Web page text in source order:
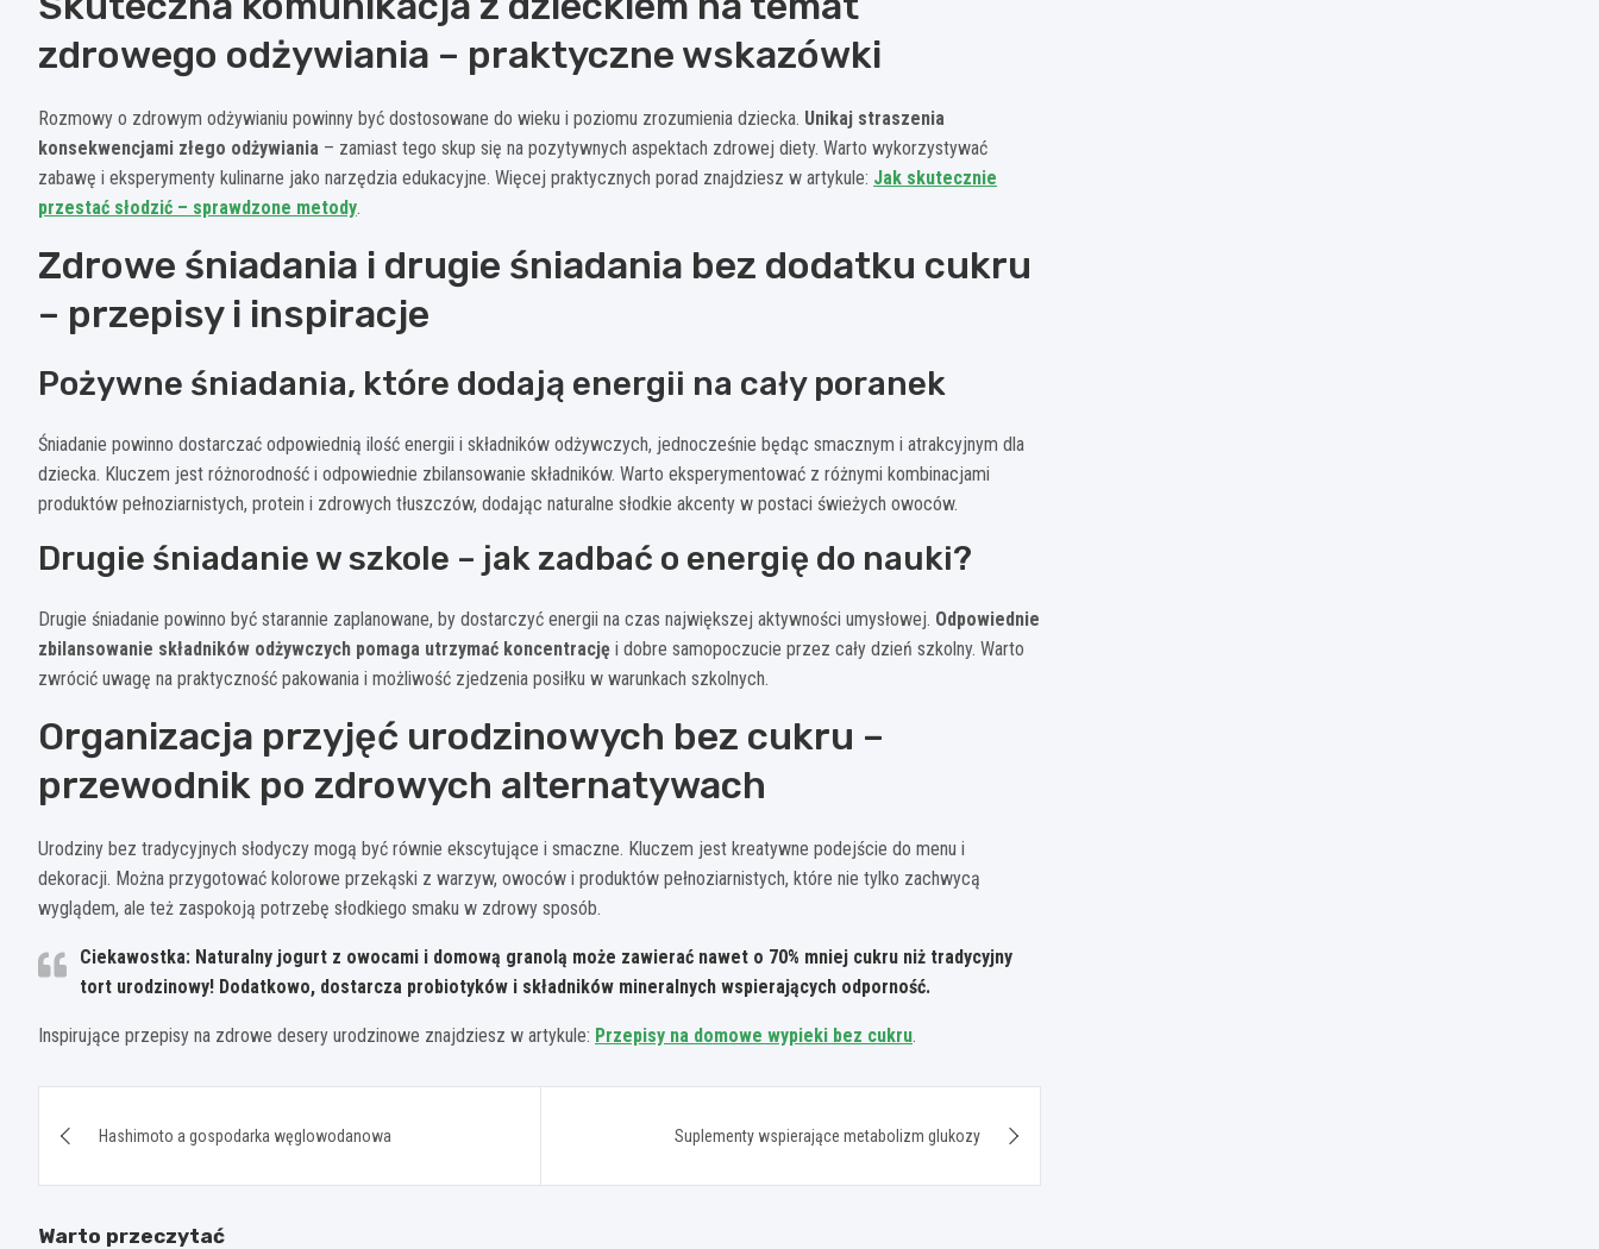
zdrowego odżywiania – praktyczne wskazówki
Rozmowy o zdrowym odżywianiu powinny być dostosowane do wieku i poziomu zrozumienia dziecka. Unikaj straszenia
konsekwencjami złego odżywiania – zamiast tego skup się na pozytywnych aspektach zdrowej diety. Warto wykorzystywać
zabawę i eksperymenty kulinarne jako narzędzia edukacyjne. Więcej praktycznych porad znajdziesz w artykule: Jak skutecznie
przestać słodzić – sprawdzone metody.
Zdrowe śniadania i drugie śniadania bez dodatku cukru
– przepisy i inspiracje
Pożywne śniadania, które dodają energii na cały poranek
Śniadanie powinno dostarczać odpowiednią ilość energii i składników odżywczych, jednocześnie będąc smacznym i atrakcyjnym dla
dziecka. Kluczem jest różnorodność i odpowiednie zbilansowanie składników. Warto eksperymentować z różnymi kombinacjami
produktów pełnoziarnistych, protein i zdrowych tłuszczów, dodając naturalne słodkie akcenty w postaci świeżych owoców.
Drugie śniadanie w szkole – jak zadbać o energię do nauki?
Drugie śniadanie powinno być starannie zaplanowane, by dostarczyć energii na czas największej aktywności umysłowej. Odpowiednie
zbilansowanie składników odżywczych pomaga utrzymać koncentrację i dobre samopoczucie przez cały dzień szkolny. Warto
zwrócić uwagę na praktyczność pakowania i możliwość zjedzenia posiłku w warunkach szkolnych.
Organizacja przyjęć urodzinowych bez cukru –
przewodnik po zdrowych alternatywach
Urodziny bez tradycyjnych słodyczy mogą być równie ekscytujące i smaczne. Kluczem jest kreatywne podejście do menu i
dekoracji. Można przygotować kolorowe przekąski z warzyw, owoców i produktów pełnoziarnistych, które nie tylko zachwycą
wyglądem, ale też zaspokoją potrzebę słodkiego smaku w zdrowy sposób.
Ciekawostka: Naturalny jogurt z owocami i domową granolą może zawierać nawet o 70% mniej cukru niż tradycyjny
tort urodzinowy! Dodatkowo, dostarcza probiotyków i składników mineralnych wspierających odporność.
Inspirujące przepisy na zdrowe desery urodzinowe znajdziesz w artykule: Przepisy na domowe wypieki bez cukru.
wpisuHashimoto a gospodarka węglowodanowa Suplementy wspierające metabolizm glukozy
Warto przeczytać